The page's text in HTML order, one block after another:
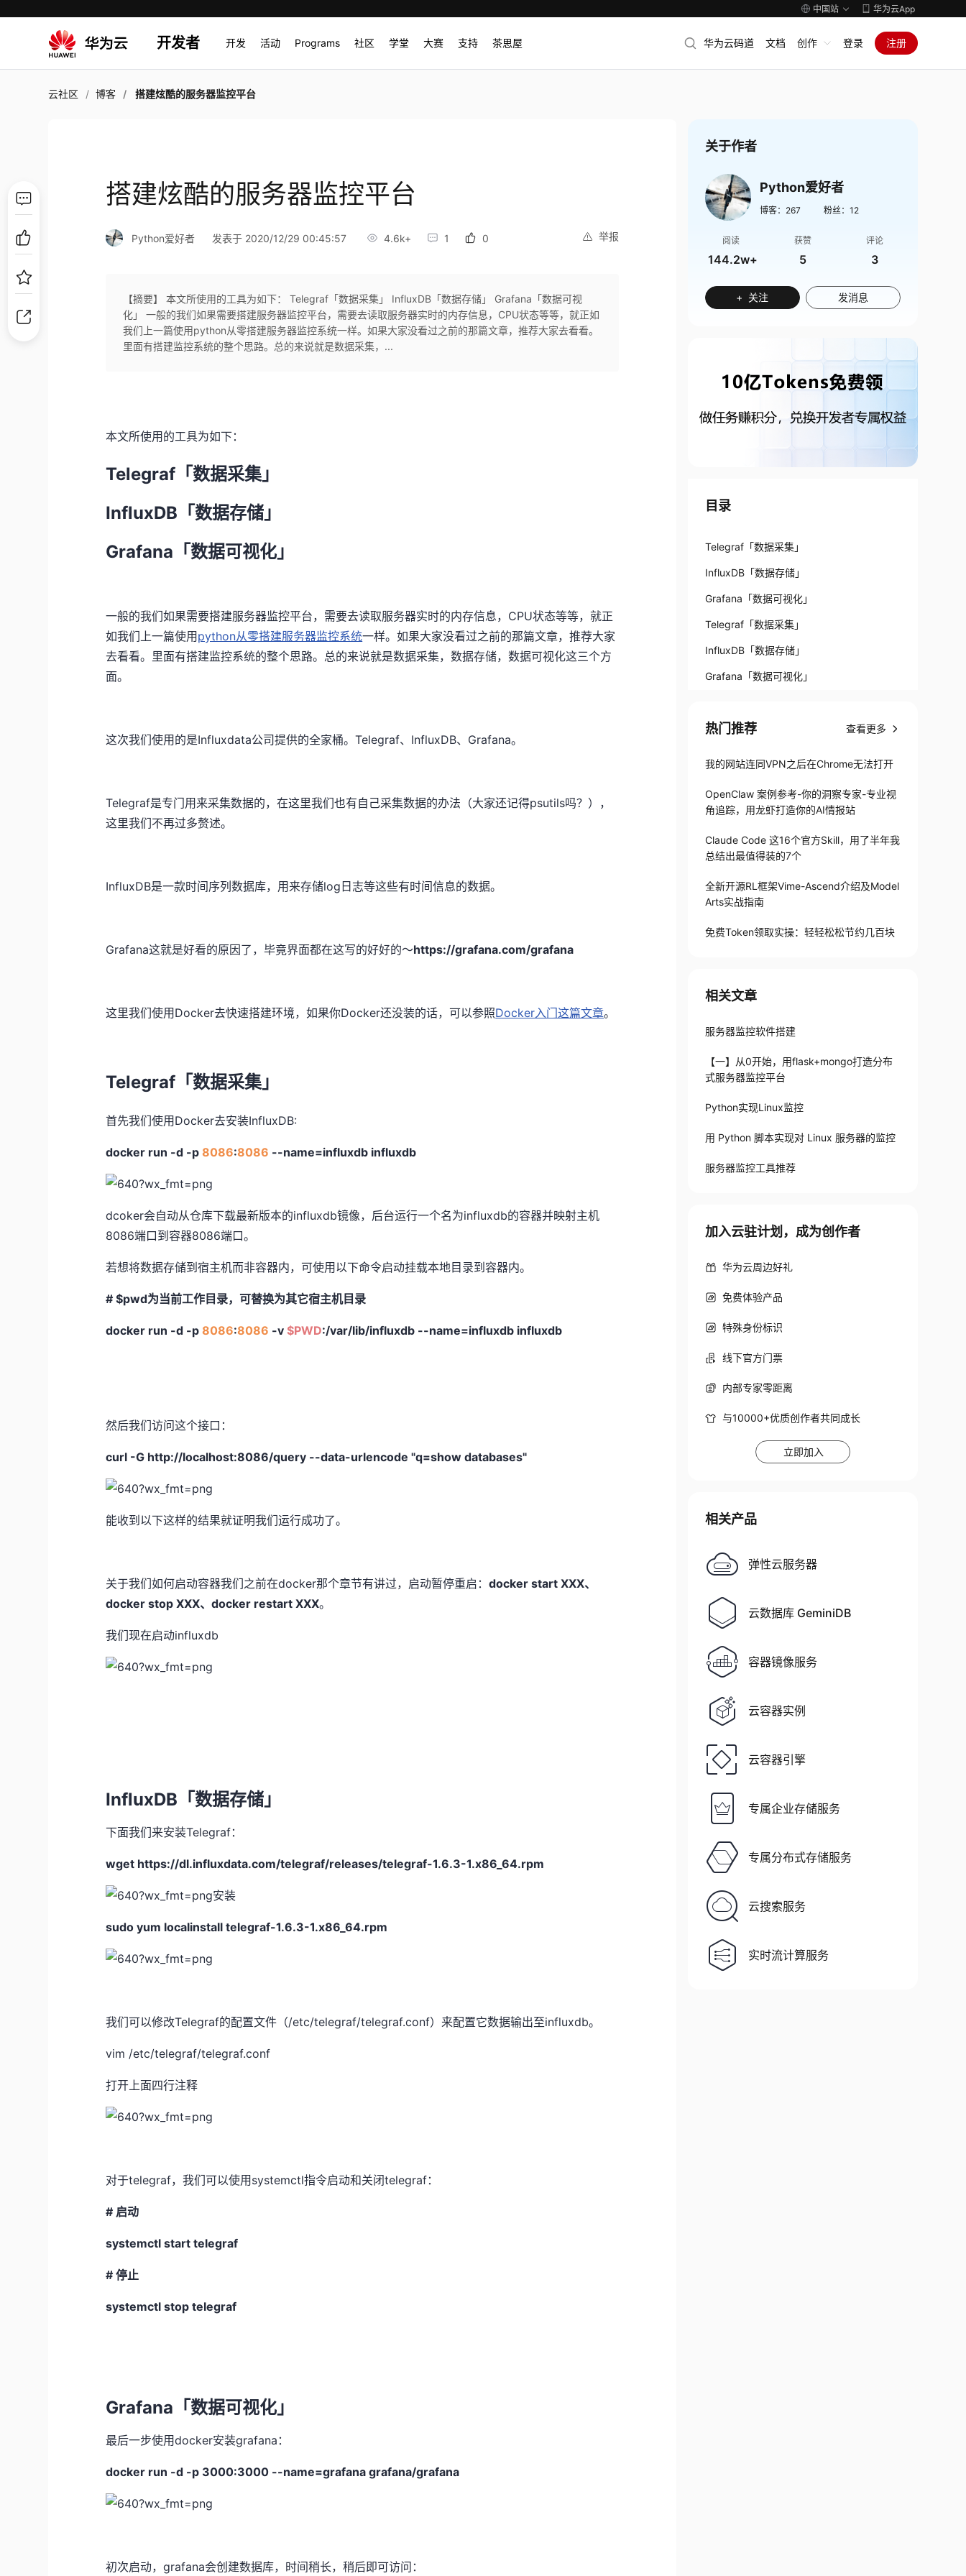
中国站 华为云App
开发者 开发 活动 Programs 社区 学堂 大赛 支持 茶思屋 华为云码道 文档 创作 登录 注册
云社区 博客 搭建炫酷的服务器监控平台
搭建炫酷的服务器监控平台
举报
Python爱好者 发表于 2020/12/29 00:45:57 4.6k+ 1 0
【摘要】 本文所使用的工具为如下： Telegraf「数据采集」 InfluxDB「数据存储」 Grafana「数据可视
化」 一般的我们如果需要搭建服务器监控平台，需要去读取服务器实时的内存信息，CPU状态等等，就正如
我们上一篇使用python从零搭建服务器监控系统一样。如果大家没看过之前的那篇文章，推荐大家去看看。
里面有搭建监控系统的整个思路。总的来说就是数据采集，...
本文所使用的工具为如下：
Telegraf「数据采集」
InfluxDB「数据存储」
Grafana「数据可视化」
一般的我们如果需要搭建服务器监控平台，需要去读取服务器实时的内存信息，CPU状态等等，就正
如我们上一篇使用 python从零搭建服务器监控系统一样。如果大家没看过之前的那篇文章，推荐大家
去看看。里面有搭建监控系统的整个思路。总的来说就是数据采集，数据存储，数据可视化这三个方
面。
这次我们使用的是Influxdata公司提供的全家桶。Telegraf、InfluxDB、Grafana。
Telegraf是专门用来采集数据的，在这里我们也有自己采集数据的办法（大家还记得psutils吗？），
这里我们不再过多赘述。
InfluxDB是一款时间序列数据库，用来存储log日志等这些有时间信息的数据。
Grafana这就是好看的原因了，毕竟界面都在这写的好好的～https://grafana.com/grafana
这里我们使用Docker去快速搭建环境，如果你Docker还没装的话，可以参照Docker入门这篇文章。
Telegraf「数据采集」
首先我们使用Docker去安装InfluxDB:
docker run -d -p8086:8086 --name=influxdb influxdb
dcoker会自动从仓库下载最新版本的influxdb镜像，后台运行一个名为influxdb的容器并映射主机
8086端口到容器8086端口。
若想将数据存储到宿主机而非容器内，可使用以下命令启动挂载本地目录到容器内。
# $pwd为当前工作目录，可替换为其它宿主机目录
docker run -d -p8086:8086 -v$PWD:/var/lib/influxdb --name=influxdb influxdb
然后我们访问这个接口：
curl -G http://localhost:8086/query --data-urlencode "q=show databases"
能收到以下这样的结果就证明我们运行成功了。
关于我们如何启动容器我们之前在docker那个章节有讲过，启动暂停重启：docker start XXX、
docker stop XXX、docker restart XXX。
我们现在启动influxdb
InfluxDB「数据存储」
下面我们来安装Telegraf：
wget https://dl.influxdata.com/telegraf/releases/telegraf-1.6.3-1.x86_64.rpm
安装
sudo yum localinstall telegraf-1.6.3-1.x86_64.rpm
我们可以修改Telegraf的配置文件（/etc/telegraf/telegraf.conf）来配置它数据输出至influxdb。
vim /etc/telegraf/telegraf.conf
打开上面四行注释
对于telegraf，我们可以使用systemctl指令启动和关闭telegraf：
# 启动
systemctl start telegraf
# 停止
systemctl stop telegraf
Grafana「数据可视化」
最后一步使用docker安装grafana：
docker run -d -p 3000:3000 --name=grafana grafana/grafana
初次启动，grafana会创建数据库，时间稍长，稍后即可访问：
关于作者
Python爱好者
博客： 267 粉丝： 12
阅读
144.2w+
获赞
5
评论
3
+ 关注 发消息
目录
Telegraf「数据采集」
InfluxDB「数据存储」
Grafana「数据可视化」
Telegraf「数据采集」
InfluxDB「数据存储」
Grafana「数据可视化」
热门推荐 查看更多
我的网站连同VPN之后在Chrome无法打开
OpenClaw 案例参考-你的洞察专家-专业视
角追踪，用龙虾打造你的AI情报站
Claude Code 这16个官方Skill，用了半年我
总结出最值得装的7个
全新开源RL框架Vime-Ascend介绍及Model
Arts实战指南
免费Token领取实操：轻轻松松节约几百块
相关文章
服务器监控软件搭建
【一】从0开始，用flask+mongo打造分布
式服务器监控平台
Python实现Linux监控
用 Python 脚本实现对 Linux 服务器的监控
服务器监控工具推荐
加入云驻计划，成为创作者
华为云周边好礼
免费体验产品
特殊身份标识
线下官方门票
内部专家零距离
与10000+优质创作者共同成长
立即加入
相关产品
弹性云服务器
云数据库 GeminiDB
容器镜像服务
云容器实例
云容器引擎
专属企业存储服务
专属分布式存储服务
云搜索服务
实时流计算服务